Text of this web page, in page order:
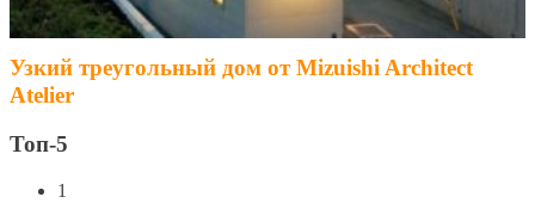
Узкий треугольный дом от Mizuishi Architect
Atelier
Топ-5
1